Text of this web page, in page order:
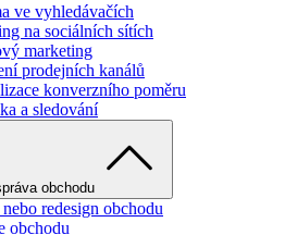
ve vyhledávačích
na sociálních sítích
marketing
prodejních kanálů
konverzního poměru
a sledování
obchodu
redesign obchodu
obchodu